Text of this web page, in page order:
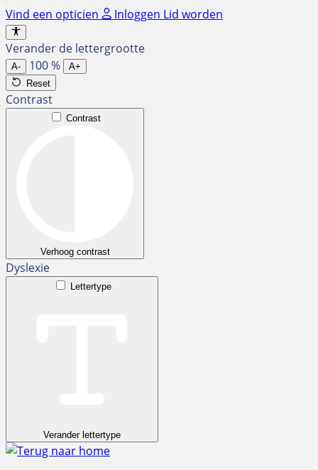
Ga
naar
de
inhoud
Vind een opticien Inloggen Lid worden
Verander de lettergrootte
A- 100%
A+
Reset
Contrast
Contrast
Verhoog contrast
Dyslexie
Lettertype
Verander lettertype